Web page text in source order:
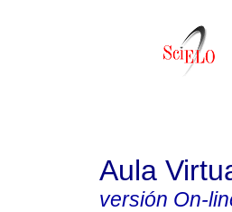
Aula
versión On-